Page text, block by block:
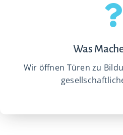
Was
Wir öffnen Türen zu